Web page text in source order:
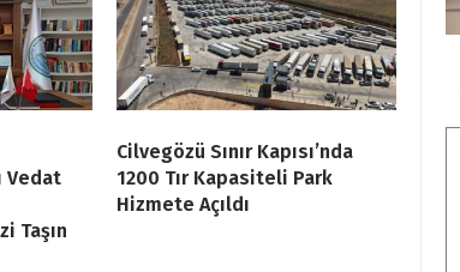
Vedat
Taşın
Cilvegözü Sınır Kapısı’nda
1200 Tır Kapasiteli Park
Hizmete Açıldı